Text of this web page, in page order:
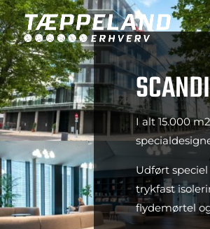
I alt 15.000
Udført
trykfast
flydemørtel